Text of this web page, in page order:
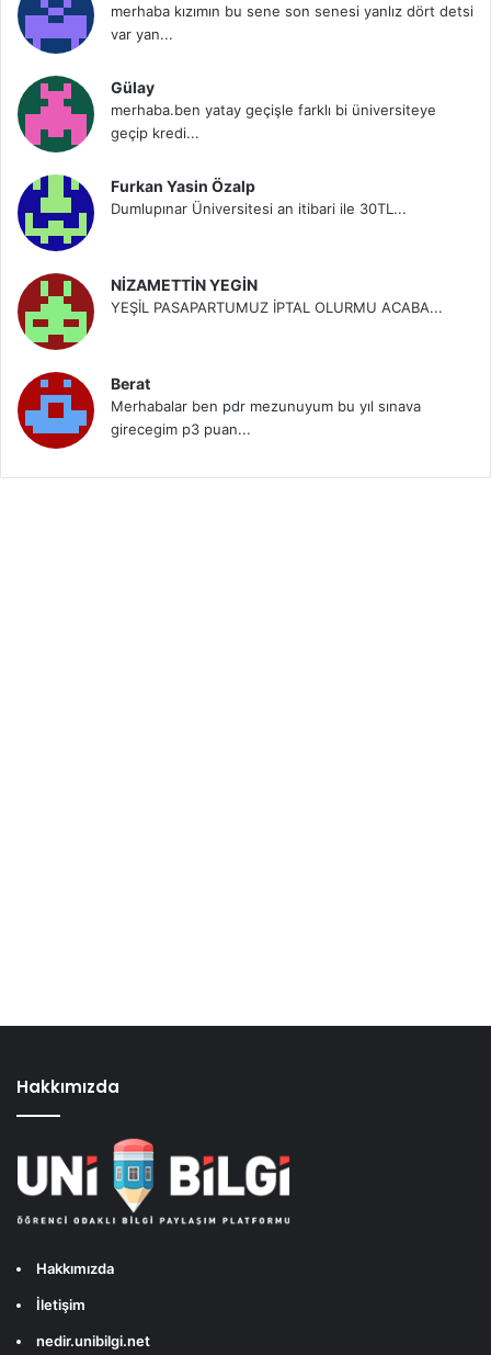
merhaba kızımın bu sene son senesi yanlız dört detsi
var yan...
Gülay
merhaba.ben yatay geçişle farklı bi üniversiteye
geçip kredi...
Furkan Yasin Özalp
Dumlupınar Üniversitesi an itibari ile 30TL...
NİZAMETTİN YEGİN
YEŞİL PASAPARTUMUZ İPTAL OLURMU ACABA...
Berat
Merhabalar ben pdr mezunuyum bu yıl sınava
girecegim p3 puan...
Hakkımızda
Hakkımızda
İletişim
nedir.unibilgi.net